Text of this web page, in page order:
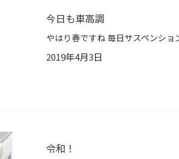
今日も車高調
2019年4月3日
令和！